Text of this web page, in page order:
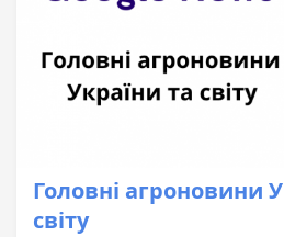
Головні агроновини
світу